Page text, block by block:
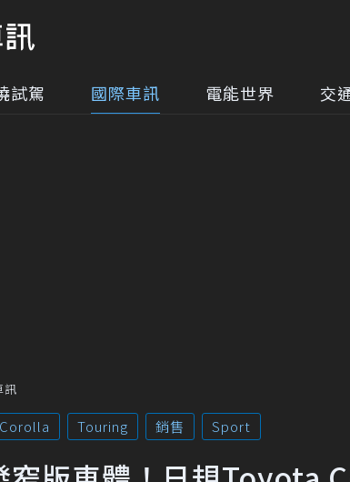
試駕 國際車訊 電能世界 交
訊
Touring 銷售 Sport